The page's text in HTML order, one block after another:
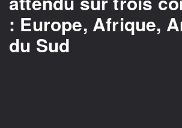
: Europe, Afrique,
du Sud